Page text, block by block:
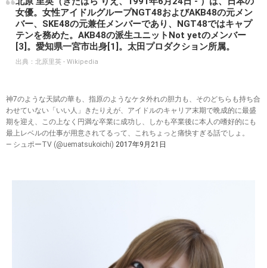
女優。女性アイドルグループNGT48およびAKB48の元メン
バー、SKE48の元兼任メンバーであり、NGT48ではキャプ
テンを務めた。AKB48の派生ユニットNot yetのメンバー
[3]。愛知県一宮市出身[1]。太田プロダクション所属。
出典： 北原里英 - Wikipedia
神7のような天賦の華も、指原のようなケタ外れの胆力も、そのどちらも持ち合
わせていない「いい人」きたりえが、アイドルのキャリア末期で晩成的に最盛
期を迎え、この上なく円満な卒業に成功し、しかも卒業後に本人の嗜好的にも
最上レベルの仕事が用意されてるって、これちょっと痛快すぎる話でしょ。
— シュポーTV (@uematsukoichi) 2017年9月21日